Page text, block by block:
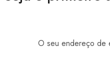
O seu endereço de